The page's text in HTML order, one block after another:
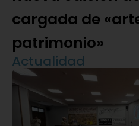
cargada de
patrimonio»
Actualidad